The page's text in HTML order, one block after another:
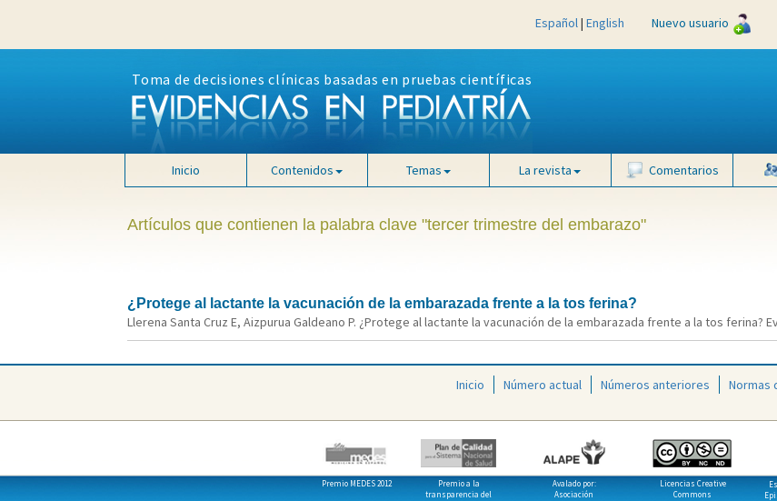
Español| English Nuevo usuario
Toma de decisiones clínicas basadas en pruebas científicas
Inicio Contenidos Temas La revista Comentarios
Artículos que contienen la palabra clave "tercer trimestre del embarazo"
¿Protege al lactante la vacunación de la embarazada frente a la tos ferina?
Llerena Santa Cruz E, Aizpurua Galdeano P. ¿Protege al lactante la vacunación de la embarazada frente a la tos ferina?
Inicio Número actual Números anteriores Normas
Premio MEDES 2012
Premio a la
transparencia del
Avalado por:
Asociación
Licencias Creative
Commons